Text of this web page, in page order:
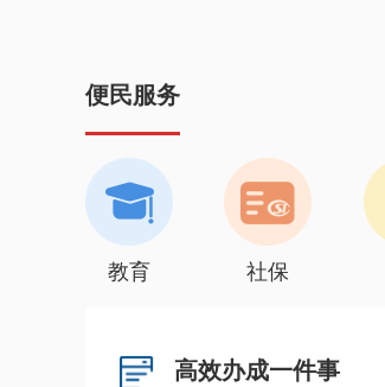
便民服务
教育 社保
高效办成一件事